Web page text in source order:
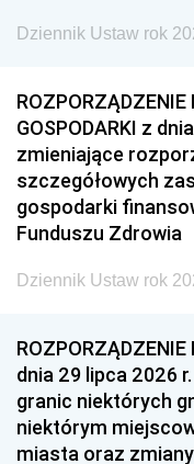
Dziennik Ustaw rok
GOSPODARKI z
zmieniające
szczegółowych
gospodarki
Funduszu Zdrowia
Dziennik Ustaw rok
dnia 29 lipca 2026
granic niektórych
niektórym
miasta oraz